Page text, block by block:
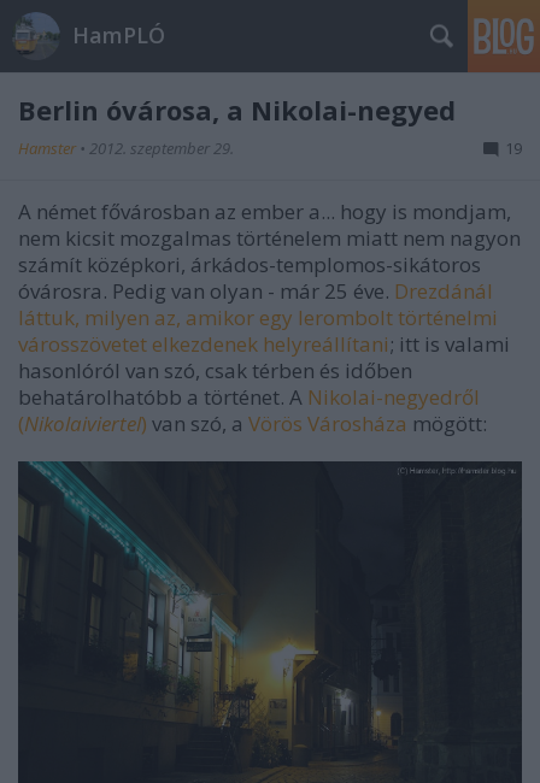
HamPLÓ
Berlin óvárosa, a Nikolai-negyed
Hamster • 2012. szeptember 29. 19
A német fővárosban az ember a... hogy is mondjam,
nem kicsit mozgalmas történelem miatt nem nagyon
számít középkori, árkádos-templomos-sikátoros
óvárosra. Pedig van olyan - már 25 éve. Drezdánál
láttuk, milyen az, amikor egy lerombolt történelmi
városszövetet elkezdenek helyreállítani; itt is valami
hasonlóról van szó, csak térben és időben
behatárolhatóbb a történet. A Nikolai-negyedről
(Nikolaiviertel) van szó, a Vörös Városháza mögött: